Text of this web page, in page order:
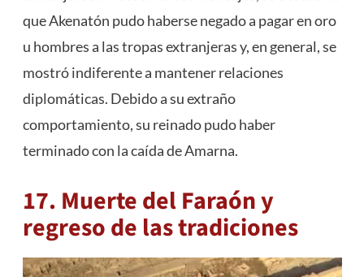
que Akenatón pudo haberse negado a pagar en oro
u hombres a las tropas extranjeras y, en general, se
mostró indiferente a mantener relaciones
diplomáticas. Debido a su extraño
comportamiento, su reinado pudo haber
terminado con la caída de Amarna.
17. Muerte del Faraón y
regreso de las tradiciones